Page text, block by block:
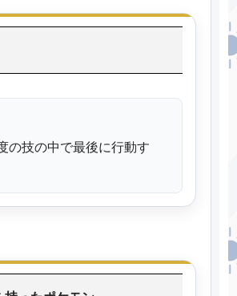
の技の中で最後に行動す